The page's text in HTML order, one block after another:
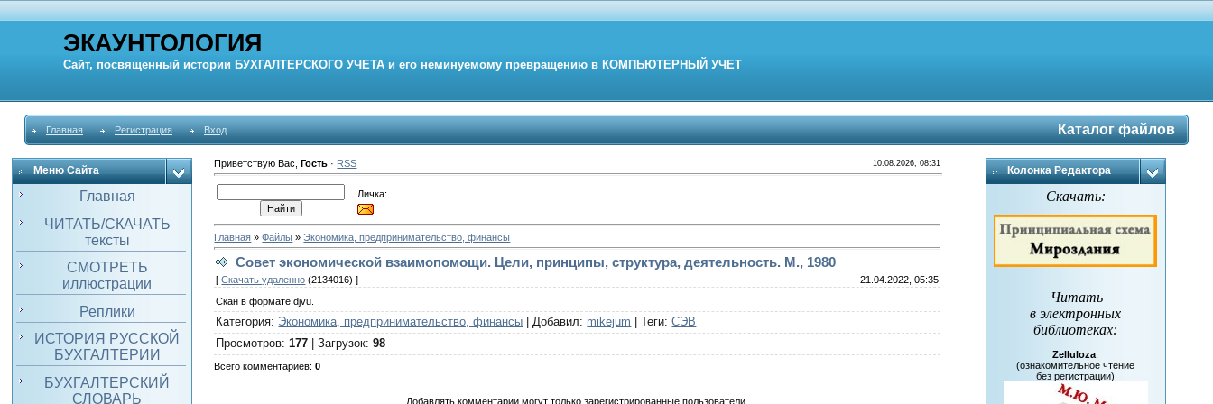
ЭКАУНТОЛОГИЯ
Сайт, посвященный истории БУХГАЛТЕРСКОГО УЧЕТА и его неминуемому превращению в КОМПЬЮТЕРНЫЙ УЧЕТ
Главная Регистрация Вход Каталог файлов
Меню Сайта
Главная
ЧИТАТЬ/СКАЧАТЬ
тексты
СМОТРЕТЬ
иллюстрации
Реплики
ИСТОРИЯ РУССКОЙ
БУХГАЛТЕРИИ
БУХГАЛТЕРСКИЙ
СЛОВАРЬ
Приветствую Вас ,Гость · RSS 10.08.2026, 08:31
Личка:
Главная »Файлы »Экономика, предпринимательство, финансы
Совет экономической взаимопомощи. Цели, принципы, структура, деятельность. М., 1980
[Скачать удаленно (2134016) ]
21.04.2022, 05:35
Скан в формате djvu.
Категория: Экономика, предпринимательство, финансы |Добавил: mikejum |Теги:СЭВ
Просмотров:177 |Загрузок:98
Всего комментариев:0
Добавлять комментарии могут только зарегистрированные пользователи.
Колонка Редактора
Скачать:
Читать
в электронных
библиотеках:
Zelluloza:
(ознакомительное чтение
без регистрации)